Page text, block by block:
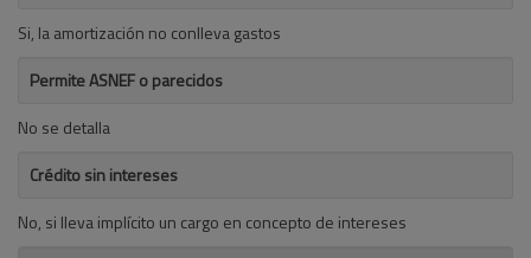
Si, la amortización no conlleva gastos
Permite ASNEF o parecidos
No se detalla
Crédito sin intereses
No, si lleva implícito un cargo en concepto de intereses